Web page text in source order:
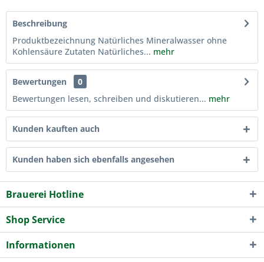
Beschreibung
Produktbezeichnung Natürliches Mineralwasser ohne
Kohlensäure Zutaten Natürliches... mehr
Bewertungen
0
Bewertungen lesen, schreiben und diskutieren... mehr
Kunden kauften auch
Kunden haben sich ebenfalls angesehen
Brauerei Hotline
Shop Service
Informationen